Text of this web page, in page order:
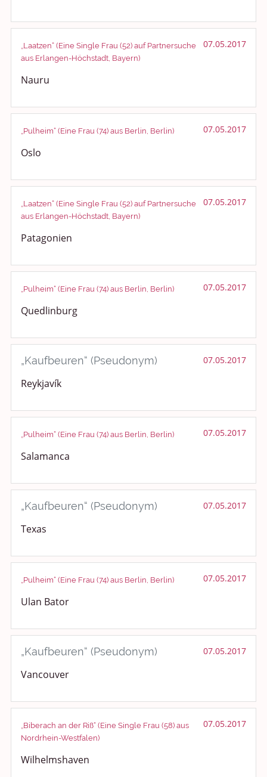
„Laatzen“ (Eine Single Frau (52) auf Partnersuche
aus Erlangen-Höchstadt, Bayern)
07.05.2017
Nauru
„Pulheim“ (Eine Frau (74) aus Berlin, Berlin) 07.05.2017
Oslo
„Laatzen“ (Eine Single Frau (52) auf Partnersuche
aus Erlangen-Höchstadt, Bayern)
07.05.2017
Patagonien
„Pulheim“ (Eine Frau (74) aus Berlin, Berlin) 07.05.2017
Quedlinburg
„Kaufbeuren“ (Pseudonym) 07.05.2017
Reykjavík
„Pulheim“ (Eine Frau (74) aus Berlin, Berlin) 07.05.2017
Salamanca
„Kaufbeuren“ (Pseudonym) 07.05.2017
Texas
„Pulheim“ (Eine Frau (74) aus Berlin, Berlin) 07.05.2017
Ulan Bator
„Kaufbeuren“ (Pseudonym) 07.05.2017
Vancouver
„Biberach an der Riß“ (Eine Single Frau (58) aus
Nordrhein-Westfalen)
07.05.2017
Wilhelmshaven